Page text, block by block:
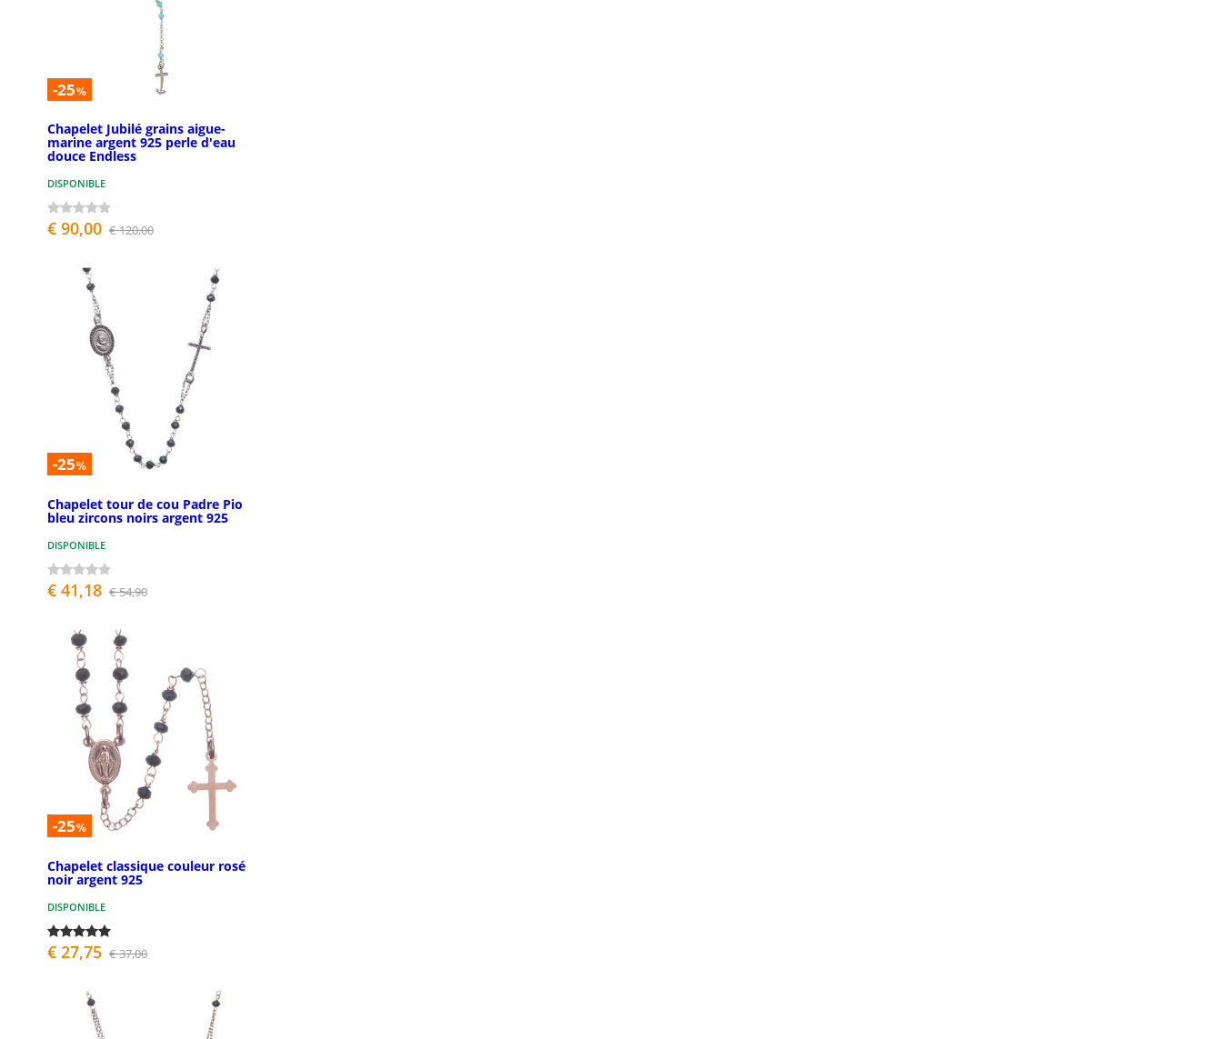
-25%
Chapelet Jubilé grains aigue-
marine argent 925 perle d'eau
douce Endless
DISPONIBLE
€ 90,00 € 120,00
-25%
Chapelet tour de cou Padre Pio
bleu zircons noirs argent 925
DISPONIBLE
€ 41,18 € 54,90
-25%
Chapelet classique couleur rosé
noir argent 925
DISPONIBLE
€ 27,75 € 37,00